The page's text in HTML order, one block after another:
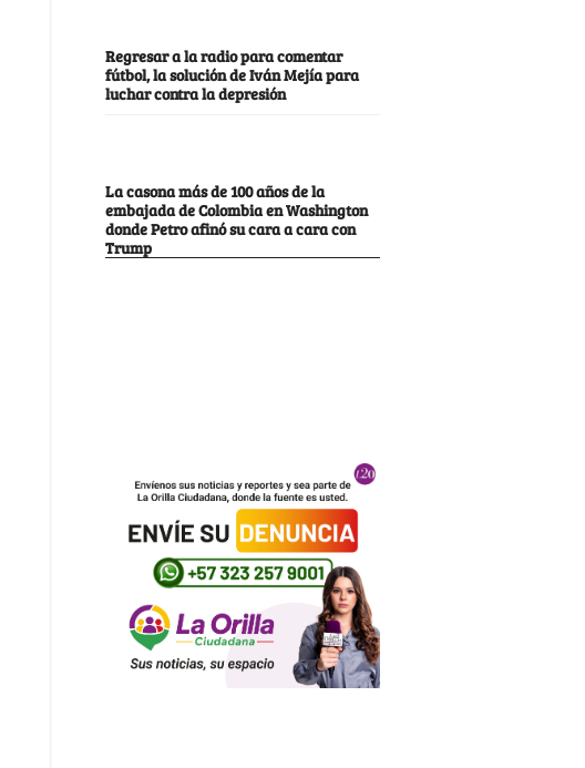
Regresar a la radio para comentar
fútbol, la solución de Iván Mejía para
luchar contra la depresión
La casona más de 100 años de la
embajada de Colombia en Washington
donde Petro afinó su cara a cara con
Trump